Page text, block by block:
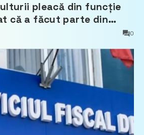
pleacă din funcție
că a făcut parte din
0